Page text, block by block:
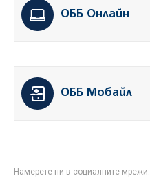
ОББ Онлайн
ОББ Мобайл
Намерете ни в социалните мрежи: